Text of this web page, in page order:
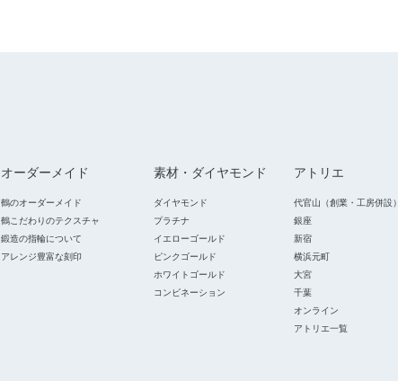
オーダーメイド
鶴のオーダーメイド
鶴こだわりのテクスチャ
鍛造の指輪について
アレンジ豊富な刻印
素材・ダイヤモンド
ダイヤモンド
プラチナ
イエローゴールド
ピンクゴールド
ホワイトゴールド
コンビネーション
アトリエ
代官山（創業・工房併設）
銀座
新宿
横浜元町
大宮
千葉
オンライン
アトリエ一覧